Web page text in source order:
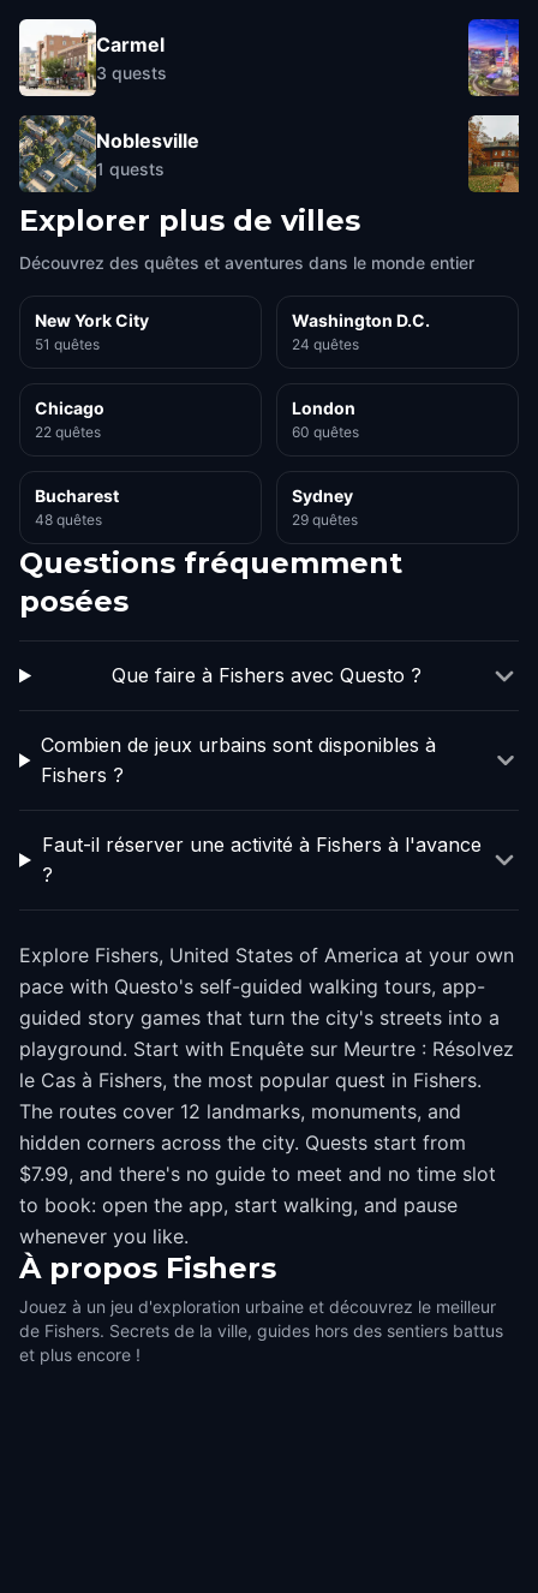
Carmel
3 quests
Noblesville
1 quests
Explorer plus de villes
Découvrez des quêtes et aventures dans le monde entier
New York City
51 quêtes
Washington D.C.
24 quêtes
Chicago
22 quêtes
London
60 quêtes
Bucharest
48 quêtes
Sydney
29 quêtes
Questions fréquemment
posées
Que faire à Fishers avec Questo ?
Combien de jeux urbains sont disponibles à
Fishers ?
Faut-il réserver une activité à Fishers à l'avance
?
Explore Fishers, United States of America at your own
pace with Questo's self-guided walking tours, app-
guided story games that turn the city's streets into a
playground. Start with Enquête sur Meurtre : Résolvez
le Cas à Fishers, the most popular quest in Fishers.
The routes cover 12 landmarks, monuments, and
hidden corners across the city. Quests start from
$7.99, and there's no guide to meet and no time slot
to book: open the app, start walking, and pause
whenever you like.
À propos Fishers
Jouez à un jeu d'exploration urbaine et découvrez le meilleur
de Fishers. Secrets de la ville, guides hors des sentiers battus
et plus encore !